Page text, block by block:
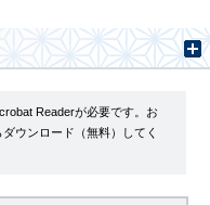
Readerが必要です。お
ダウンロード（無料）してく